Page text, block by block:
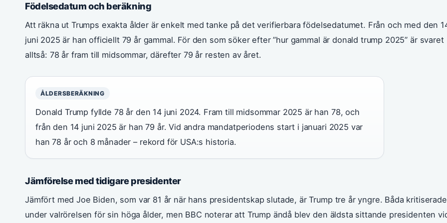
Födelsedatum och beräkning
Att räkna ut Trumps exakta ålder är enkelt med tanke på det verifierbara födelsedatumet. Från och med den
juni 2025 är han officiellt 79 år gammal. För den som söker efter ”hur gammal är donald trump 2025” är svaret
alltså: 78 år fram till midsommar, därefter 79 år resten av året.
ÅLDERSBERÄKNING
Donald Trump fyllde 78 år den 14 juni 2024. Fram till midsommar 2025 är han 78, och
från den 14 juni 2025 är han 79 år. Vid andra mandatperiodens start i januari 2025 var
han 78 år och 8 månader – rekord för USA:s historia.
Jämförelse med tidigare presidenter
Jämfört med Joe Biden, som var 81 år när hans presidentskap slutade, är Trump tre år yngre. Båda
under valrörelsen för sin höga ålder, men BBC noterar att Trump ändå blev den äldsta sittande presidenten